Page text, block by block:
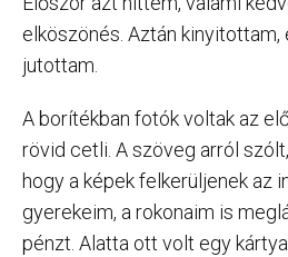
elköszönés. Aztán kinyitottam,
jutottam.
A borítékban fotók voltak az
rövid cetli. A szöveg arról
hogy a képek felkerüljenek az
gyerekeim, a rokonaim is
pénzt. Alatta ott volt egy